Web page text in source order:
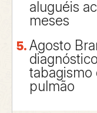
aluguéis
meses
Agosto
tabagismo
pulmão